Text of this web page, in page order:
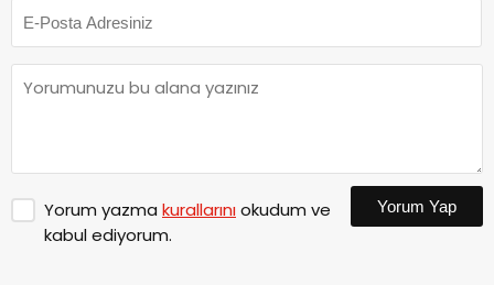
Yorum yazma kurallarınıokudum ve
kabul ediyorum.
Yorum Yap